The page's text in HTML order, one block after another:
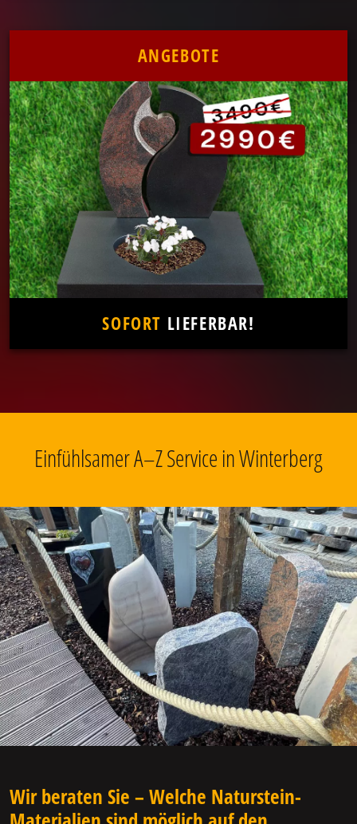
ANGEBOTE
SOFORT LIEFERBAR!
Einfühlsamer A–Z Service in Winterberg
Wir beraten Sie – Welche Naturstein-